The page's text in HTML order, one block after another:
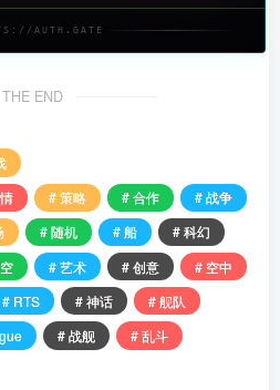
AUTH.GATE
THE END
# 策略 # 合作
# 战争
# 随机 # 船
# 科幻
# 艺术 # 创意
# 空中
# RTS # 神话
# 舰队
# 战舰 # 乱斗